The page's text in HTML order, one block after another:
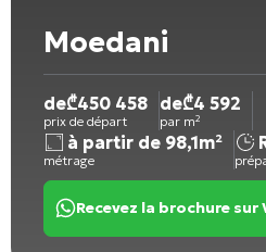
Moedani
de₾450 458
prix de départ
de₾4 592
par m²
à partir de 98,1m²
métrage
Recevez la brochure